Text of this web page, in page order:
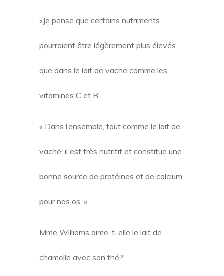
«Je pense que certains nutriments
pourraient être légèrement plus élevés
que dans le lait de vache comme les
vitamines C et B.
« Dans l’ensemble, tout comme le lait de
vache, il est très nutritif et constitue une
bonne source de protéines et de calcium
pour nos os. »
Mme Williams aime-t-elle le lait de
chamelle avec son thé?